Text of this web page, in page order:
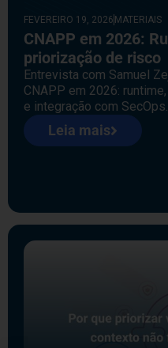
FEVEREIRO 19, 2026 MATERIAIS
CNAPP em 2026:
priorização de risco
Entrevista com Samuel
CNAPP em 2026:
e integração com SecOps.
Leia mais